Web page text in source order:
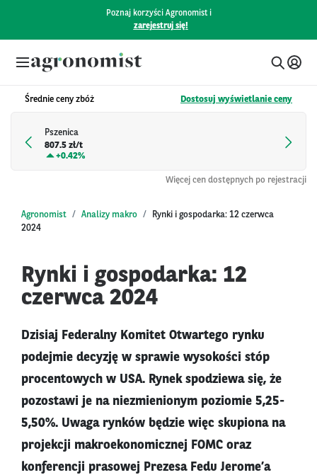
Poznaj korzyści Agronomist i
zarejestruj się!
Średnie ceny zbóż Dostosuj wyświetlanie ceny
Pszenica
807.5 zł/t
+0.42%
Więcej cen dostępnych po rejestracji
Agronomist Analizy makro
Rynki i gospodarka: 12 czerwca
2024
Rynki i gospodarka: 12
czerwca 2024
Dzisiaj Federalny Komitet Otwartego rynku
podejmie decyzję w sprawie wysokości stóp
procentowych w USA. Rynek spodziewa się, że
pozostawi je na niezmienionym poziomie 5,25-
5,50%. Uwaga rynków będzie więc skupiona na
projekcji makroekonomicznej FOMC oraz
konferencji prasowej Prezesa Fedu Jerome’a